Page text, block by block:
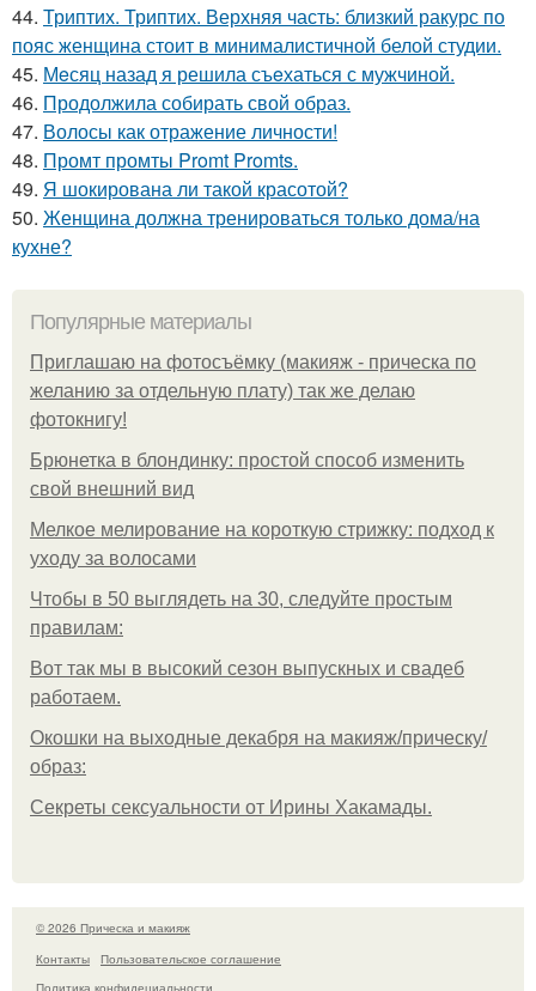
44. Триптих. Триптих. Верхняя часть: близкий ракурс по
пояс женщина стоит в минималистичной белой студии.
45. Мeсяц назад я решила съeхаться с мужчиной.
46. Продолжила собирать свой образ.
47. Волосы как отражение личности!
48. Промт промты Promt Promts.
49. Я шокирована ли такой красотой?
50. Женщина должна тренироваться только дома/на
кухне?
Популярные материалы
Приглашаю на фотосъёмку (макияж - прическа по
желанию за отдельную плату) так же делаю
фотокнигу!
Брюнетка в блондинку: простой способ изменить
свой внешний вид
Мелкое мелирование на короткую стрижку: подход к
уходу за волосами
Чтобы в 50 выглядеть на 30, следуйте простым
правилам:
Вот так мы в высокий сезон выпускных и свадеб
работаем.
Окошки на выходные декабря на макияж/прическу/
образ:
Секреты сексуальности от Ирины Хакамады.
© 2026 Прическа и макияж
Контакты
Пользовательское соглашение
Политика конфидециальности